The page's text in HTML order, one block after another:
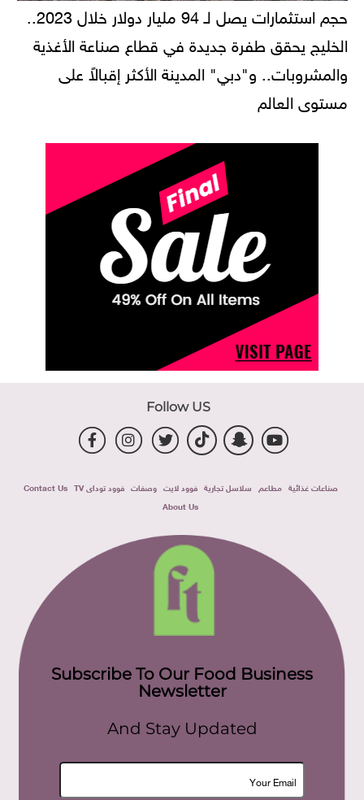
حجم استثمارات يصل لـ 94 مليار دولار خلال 2023..
الخليج يحقق طفرة جديدة في قطاع صناعة الأغذية
والمشروبات.. و"دبي" المدينة الأكثر إقبالاً على
مستوى العالم
Follow US
صناعات غذائية مطاعم سلاسل تجارية فوود لايت وصفات فوود توداى TV
Contact Us
About Us
Subscribe To Our Food Business
Newsletter
And Stay Updated